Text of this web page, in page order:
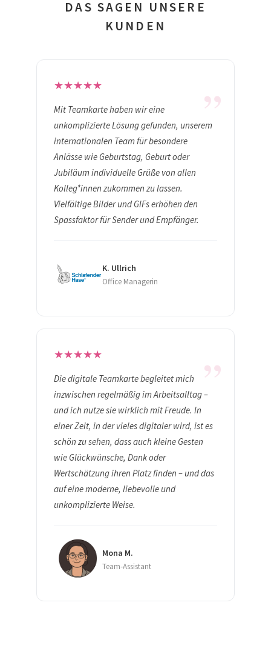
DAS SAGEN UNSERE
KUNDEN
„
★★★★★
Mit Teamkarte haben wir eine
unkomplizierte Lösung gefunden, unserem
internationalen Team für besondere
Anlässe wie Geburtstag, Geburt oder
Jubiläum individuelle Grüße von allen
Kolleg*innen zukommen zu lassen.
Vielfältige Bilder und GIFs erhöhen den
Spassfaktor für Sender und Empfänger.
K. Ullrich
Office Managerin
„
★★★★★
Die digitale Teamkarte begleitet mich
inzwischen regelmäßig im Arbeitsalltag –
und ich nutze sie wirklich mit Freude. In
einer Zeit, in der vieles digitaler wird, ist es
schön zu sehen, dass auch kleine Gesten
wie Glückwünsche, Dank oder
Wertschätzung ihren Platz finden – und das
auf eine moderne, liebevolle und
unkomplizierte Weise.
Mona M.
Team-Assistant